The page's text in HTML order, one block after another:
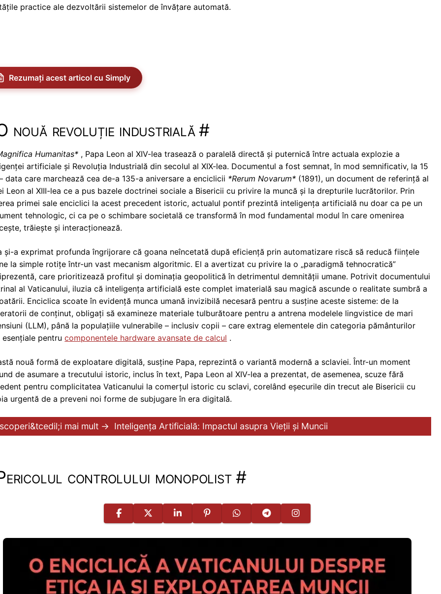
practice ale dezvoltării sistemelor de învățare automată.
Rezumați acest articol cu Simply
nouă revoluție industrială #
Humanitas* , Papa Leon al XIV-lea trasează o paralelă directă și puternică între actuala explozie a
artificiale și Revoluția Industrială din secolul al XIX-lea. Documentul a fost semnat, în mod semnificativ, la 15
data care marchează cea de-a 135-a aniversare a enciclicii *Rerum Novarum* (1891), un document de referință al
Leon al XIII-lea ce a pus bazele doctrinei sociale a Bisericii cu privire la muncă și la drepturile lucrătorilor. Prin
primei sale enciclici la acest precedent istoric, actualul pontif prezintă inteligența artificială nu doar ca pe un
tehnologic, ci ca pe o schimbare societală ce transformă în mod fundamental modul în care omenirea
trăiește și interacționează.
și-a exprimat profunda îngrijorare că goana neîncetată după eficiență prin automatizare riscă să reducă ființele
la simple rotițe într-un vast mecanism algoritmic. El a avertizat cu privire la o „paradigmă tehnocratică”
care prioritizează profitul și dominația geopolitică în detrimentul demnității umane. Potrivit documentului
al Vaticanului, iluzia că inteligența artificială este complet imaterială sau magică ascunde o realitate sumbră a
Enciclica scoate în evidență munca umană invizibilă necesară pentru a susține aceste sisteme: de la
de conținut, obligați să examineze materiale tulburătoare pentru a antrena modelele lingvistice de mari
(LLM), până la populațiile vulnerabile – inclusiv copii – care extrag elementele din categoria pământurilor
esențiale pentrucomponentele hardware avansate de calcul .
nouă formă de exploatare digitală, susține Papa, reprezintă o variantă modernă a sclaviei. Într-un moment
de asumare a trecutului istoric, inclus în text, Papa Leon al XIV-lea a prezentat, de asemenea, scuze fără
pentru complicitatea Vaticanului la comerțul istoric cu sclavi, corelând eșecurile din trecut ale Bisericii cu
urgentă de a preveni noi forme de subjugare în era digitală.
mai mult → Inteligența Artificială: Impactul asupra Vieții și Muncii
controlului monopolist #